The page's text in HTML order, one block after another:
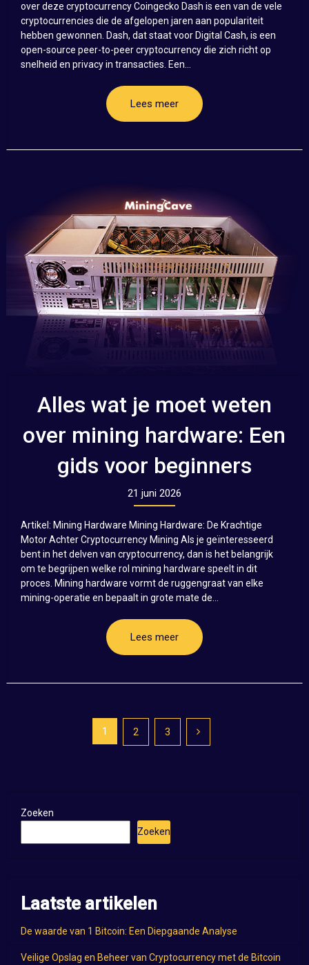
over deze cryptocurrency Coingecko Dash is een van de vele
cryptocurrencies die de afgelopen jaren aan populariteit
hebben gewonnen. Dash, dat staat voor Digital Cash, is een
open-source peer-to-peer cryptocurrency die zich richt op
snelheid en privacy in transacties. Een...
Lees meer
Alles wat je moet weten
over mining hardware: Een
gids voor beginners
21 juni 2026
Artikel: Mining Hardware Mining Hardware: De Krachtige
Motor Achter Cryptocurrency Mining Als je geïnteresseerd
bent in het delven van cryptocurrency, dan is het belangrijk
om te begrijpen welke rol mining hardware speelt in dit
proces. Mining hardware vormt de ruggengraat van elke
mining-operatie en bepaalt in grote mate de...
Lees meer
1 2 3
Zoeken
Zoeken
Laatste artikelen
De waarde van 1 Bitcoin: Een Diepgaande Analyse
Veilige Opslag en Beheer van Cryptocurrency met de Bitcoin